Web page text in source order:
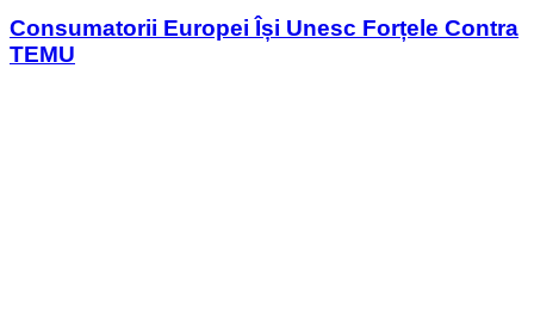
Consumatorii Europei Își Unesc Forțele Contra
TEMU